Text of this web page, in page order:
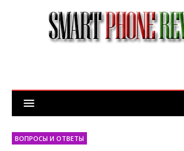
ВОПРОСЫ И ОТВЕТЫ